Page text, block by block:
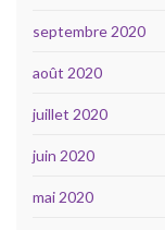
septembre 2020
août 2020
juillet 2020
juin 2020
mai 2020